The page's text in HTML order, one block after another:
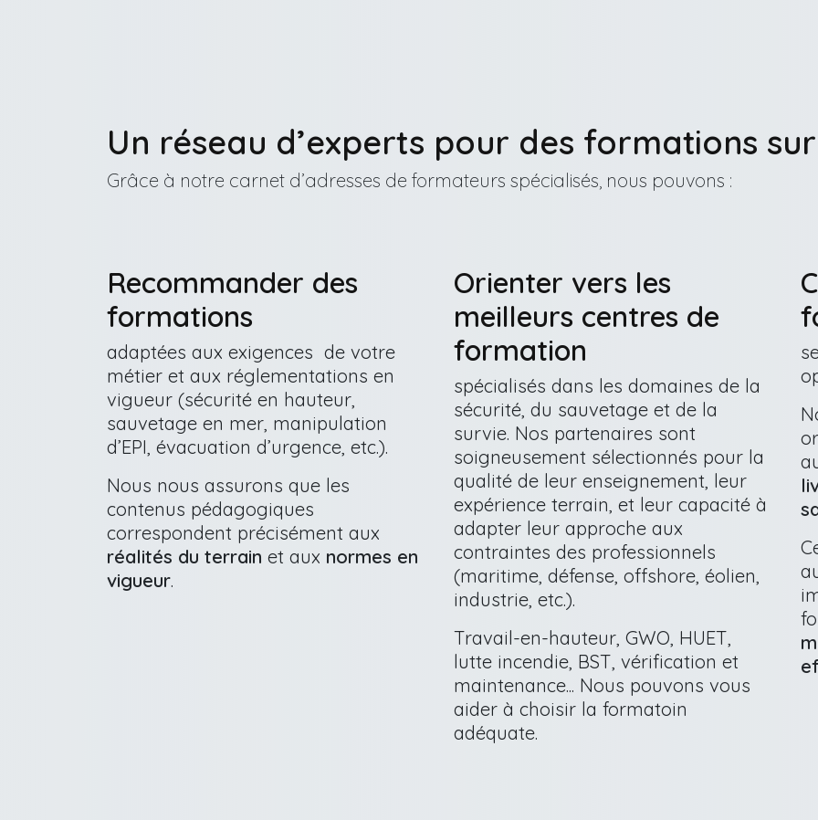
Un réseau d’experts pour des formations
Grâce à notre carnet d’adresses de formateurs spécialisés, nous pouvons :
Recommander des
formations
adaptées aux exigences de votre
métier et aux réglementations en
vigueur (sécurité en hauteur,
sauvetage en mer, manipulation
d’EPI, évacuation d’urgence, etc.).
Nous nous assurons que les
contenus pédagogiques
correspondent précisément aux
réalités du terrain et aux normes en
vigueur.
Orienter vers les
meilleurs centres de
formation
spécialisés dans les domaines de la
sécurité, du sauvetage et de la
survie. Nos partenaires sont
soigneusement sélectionnés pour la
qualité de leur enseignement, leur
expérience terrain, et leur capacité à
adapter leur approche aux
contraintes des professionnels
(maritime, défense, offshore, éolien,
industrie, etc.).
Travail-en-hauteur, GWO, HUET,
lutte incendie, BST, vérification et
maintenance... Nous pouvons vous
aider à choisir la formatoin
adéquate.